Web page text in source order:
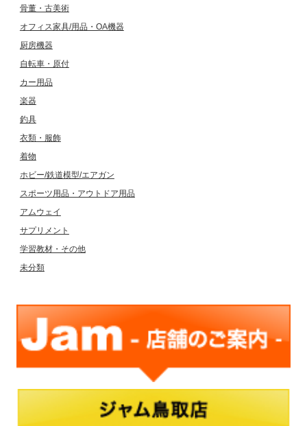
骨董・古美術
オフィス家具/用品・OA機器
厨房機器
自転車・原付
カー用品
楽器
釣具
衣類・服飾
着物
ホビー/鉄道模型/エアガン
スポーツ用品・アウトドア用品
アムウェイ
サプリメント
学習教材・その他
未分類